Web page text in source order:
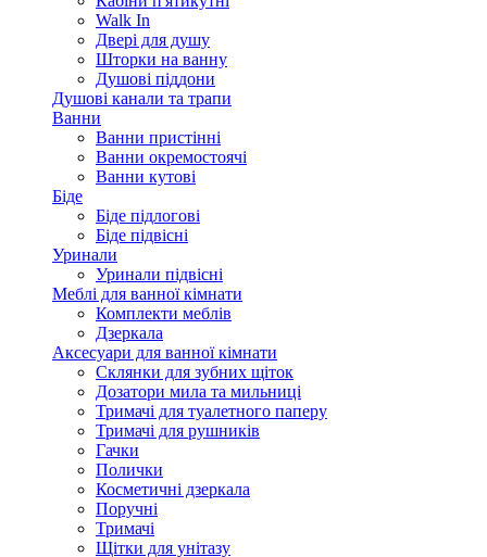
Walk In
Двері для душу
Шторки на ванну
Душові піддони
Душові канали та трапи
Ванни
Ванни пристінні
Ванни окремостоячі
Ванни кутові
Біде
Біде підлогові
Біде підвісні
Уринали
Уринали підвісні
Меблі для ванної кімнати
Комплекти меблів
Дзеркала
Аксесуари для ванної кімнати
Склянки для зубних щіток
Дозатори мила та мильниці
Тримачі для туалетного паперу
Тримачі для рушників
Гачки
Полички
Косметичні дзеркала
Поручні
Тримачі
Щітки для унітазу